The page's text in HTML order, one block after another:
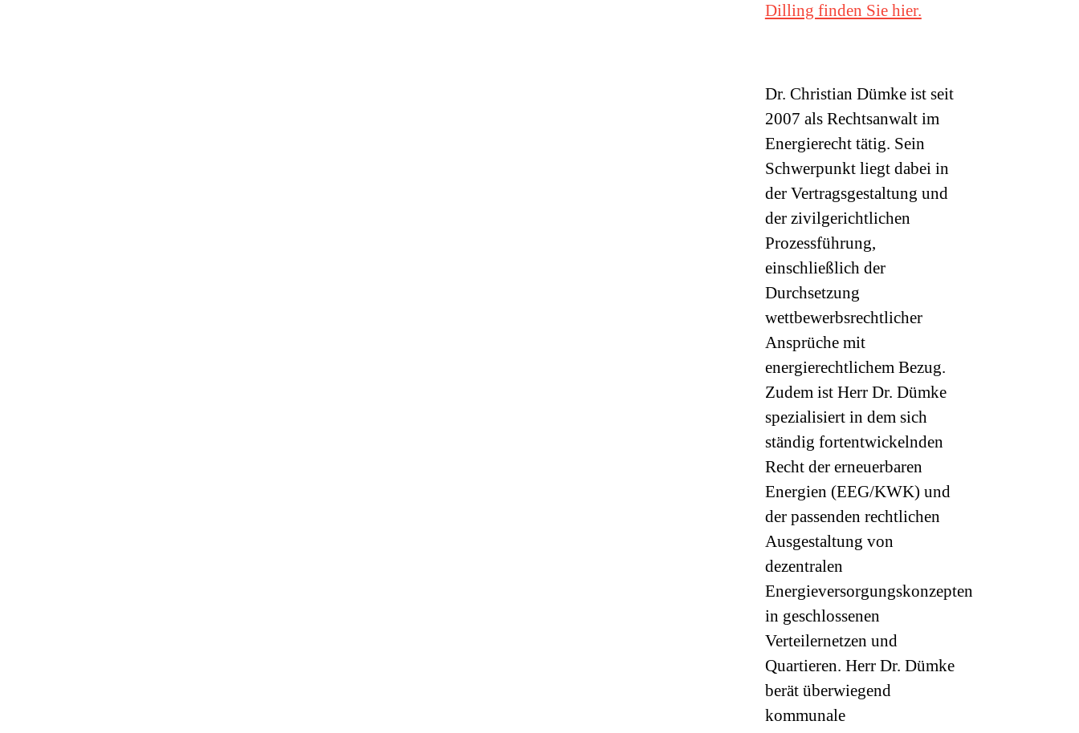
Dilling finden Sie hier.
Dr. Christian Dümke ist seit
2007 als Rechtsanwalt im
Energierecht tätig. Sein
Schwerpunkt liegt dabei in
der Vertragsgestaltung und
der zivilgerichtlichen
Prozessführung,
einschließlich der
Durchsetzung
wettbewerbsrechtlicher
Ansprüche mit
energierechtlichem Bezug.
Zudem ist Herr Dr. Dümke
spezialisiert in dem sich
ständig fortentwickelnden
Recht der erneuerbaren
Energien (EEG/KWK) und
der passenden rechtlichen
Ausgestaltung von
dezentralen
Energieversorgungskonzepten
in geschlossenen
Verteilernetzen und
Quartieren. Herr Dr. Dümke
berät überwiegend
kommunale